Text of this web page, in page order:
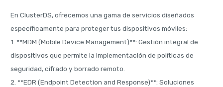
En ClusterDS, ofrecemos una gama de servicios diseñados
específicamente para proteger tus dispositivos móviles:
1. **MDM (Mobile Device Management)**: Gestión integral de
dispositivos que permite la implementación de políticas de
seguridad, cifrado y borrado remoto.
2. **EDR (Endpoint Detection and Response)**: Soluciones